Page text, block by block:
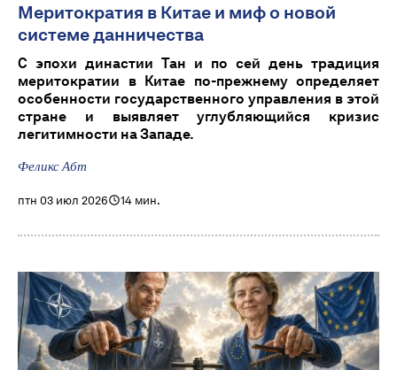
Меритократия в Китае и миф о новой
системе данничества
С эпохи династии Тан и по сей день традиция
меритократии в Китае по-прежнему определяет
особенности государственного управления в этой
стране и выявляет углубляющийся кризис
легитимности на Западе.
Феликс Абт
птн 03 июл 2026 14 мин.